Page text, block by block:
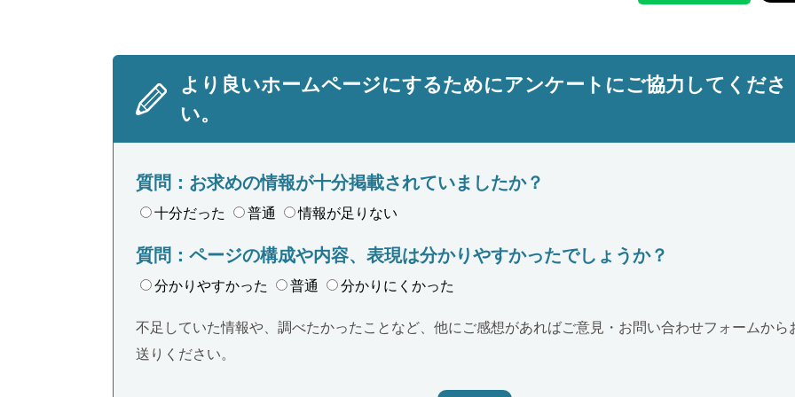
より良いホームページにするためにアンケートにご協力してくださ
い。
質問：お求めの情報が十分掲載されていましたか？
十分だった 普通 情報が足りない
質問：ページの構成や内容、表現は分かりやすかったでしょうか？
分かりやすかった 普通 分かりにくかった
不足していた情報や、調べたかったことなど、他にご感想があればご意見・お問い合わせフォームから
送りください。